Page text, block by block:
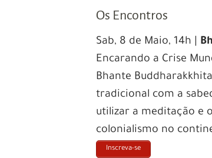
Os Encontros
Sab, 8 de Maio, 14h |
Encarando a Crise
Bhante
tradicional com a
utilizar a meditação e
colonialismo no
Inscreva-se